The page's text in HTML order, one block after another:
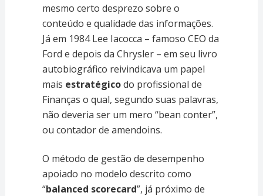
mesmo certo desprezo sobre o
conteúdo e qualidade das informações.
Já em 1984 Lee Iacocca – famoso CEO da
Ford e depois da Chrysler – em seu livro
autobiográfico reivindicava um papel
mais estratégicodo profissional de
Finanças o qual, segundo suas palavras,
não deveria ser um mero “bean conter”,
ou contador de amendoins.
O método de gestão de desempenho
apoiado no modelo descrito como
“balanced scorecard”, já próximo de